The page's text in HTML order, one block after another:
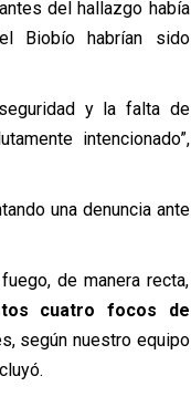
del hallazgo había
Biobío habrían sido
y la falta de
intencionado”,
una denuncia ante
de manera recta,
cuatro focos de
según nuestro equipo